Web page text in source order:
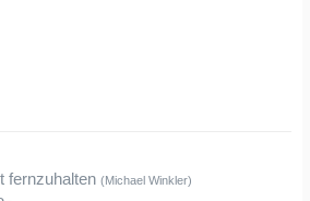
fernzuhalten (Michael Winkler)